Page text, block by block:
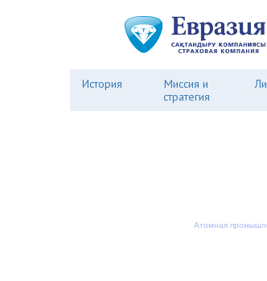
История
Миссия и
стратегия
Атомная